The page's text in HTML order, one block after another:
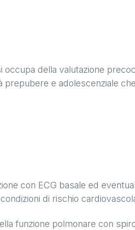
della valutazione
prepubere e adolescenziale
con ECG basale ed
di rischio
funzione polmonare con